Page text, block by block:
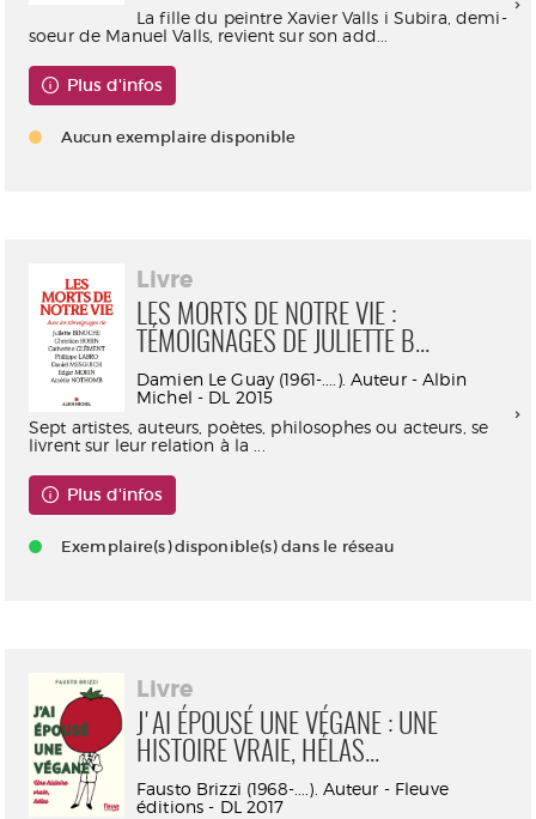
La fille du peintre Xavier Valls i Subira, demi-
soeur de Manuel Valls, revient sur son add...
Plus d'infos
Aucun exemplaire disponible
Livre
LES MORTS DE NOTRE VIE :
TÉMOIGNAGES DE JULIETTE B...
Damien Le Guay (1961-....). Auteur - Albin
Michel - DL 2015
Sept artistes, auteurs, poètes, philosophes ou acteurs, se
livrent sur leur relation à la ...
Plus d'infos
Exemplaire(s) disponible(s) dans le réseau
Livre
J'AI ÉPOUSÉ UNE VÉGANE : UNE
HISTOIRE VRAIE, HÉLAS...
Fausto Brizzi (1968-....). Auteur - Fleuve
éditions - DL 2017